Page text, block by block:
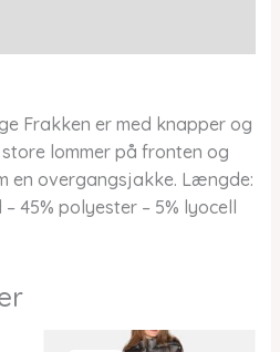
Frakken er med knapper og
lommer på fronten og
en overgangsjakke. Længde:
45% polyester – 5% lyocell